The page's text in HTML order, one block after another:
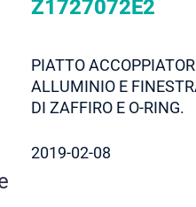
Z1727072E2
PIATTO
ALLUMINIO E
DI ZAFFIRO E O-RING.
2019-02-08